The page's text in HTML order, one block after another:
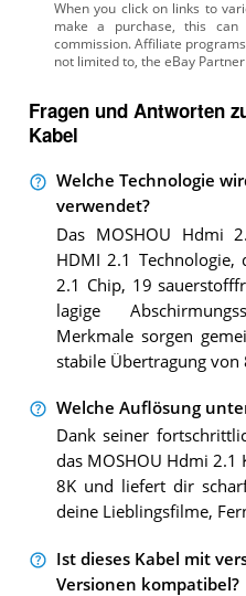
Fragen und Antworten
Kabel
Welche Technologie
verwendet?
Das MOSHOU Hdmi
HDMI 2.1 Technologie,
2.1 Chip, 19
lagige
Merkmale sorgen
stabile Übertragung von
Welche Auflösung
Dank seiner
das MOSHOU Hdmi 2.1
8K und liefert dir
deine Lieblingsfilme,
Ist dieses Kabel mit
Versionen kompatibel?